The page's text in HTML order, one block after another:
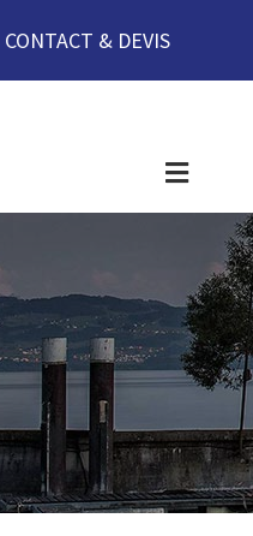
CONTACT & DEVIS